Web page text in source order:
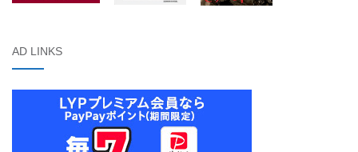
AD LINKS